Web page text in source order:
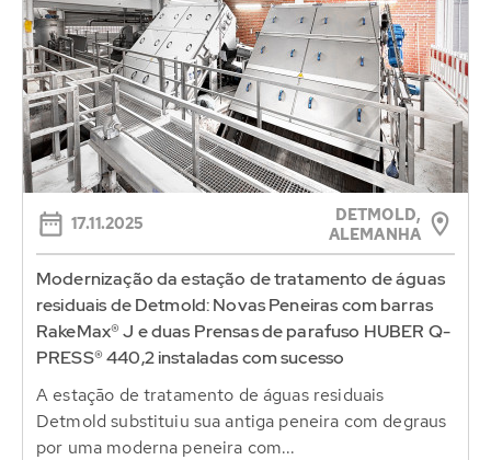
17.11.2025
DETMOLD,
ALEMANHA
Modernização da estação de tratamento de águas
residuais de Detmold: Novas Peneiras com barras
RakeMax® J e duas Prensas de parafuso HUBER Q-
PRESS® 440,2 instaladas com sucesso
A estação de tratamento de águas residuais
Detmold substituiu sua antiga peneira com degraus
por uma moderna peneira com...